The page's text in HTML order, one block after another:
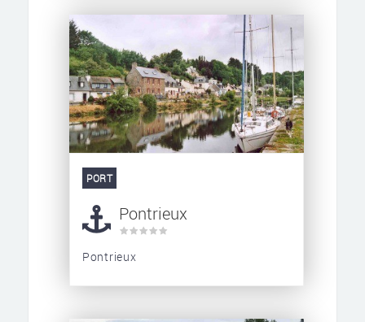
PORT
Pontrieux
Pontrieux